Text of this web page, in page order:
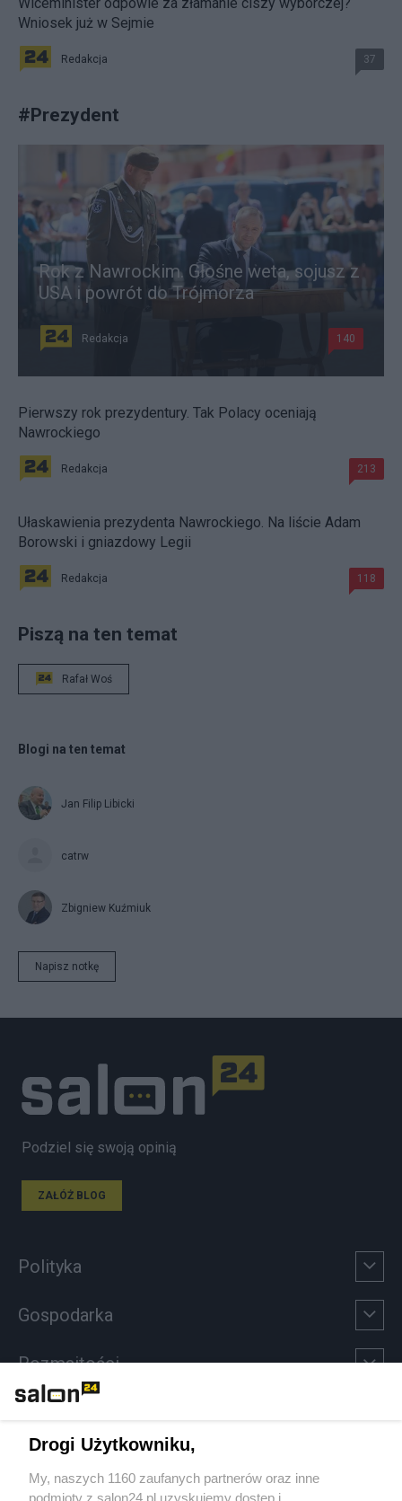
Wniosek już w Sejmie
Redakcja 37
#Prezydent
Rok z Nawrockim. Głośne weta, sojusz z
USA i powrót do Trójmorza
Redakcja 140
Pierwszy rok prezydentury. Tak Polacy oceniają
Nawrockiego
Redakcja 213
Ułaskawienia prezydenta Nawrockiego. Na liście Adam
Borowski i gniazdowy Legii
Redakcja 118
Piszą na ten temat
Rafał Woś
Blogi na ten temat
Jan Filip Libicki
catrw
Zbigniew Kuźmiuk
Napisz notkę
Podziel się swoją opinią
ZAŁÓŻ BLOG
Polityka
Gospodarka
Rozmaitości
Sport
Drogi Użytkowniku,
My, naszych 1160 zaufanych partnerów oraz inne
podmioty z salon24.pl uzyskujemy dostęp i